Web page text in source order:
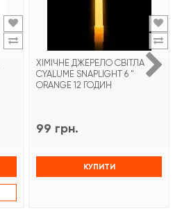
ХІМІЧНЕ ДЖЕРЕЛО СВІТЛА
CYALUME SNAPLIGHT 6 "
ORANGE 12 ГОДИН
99 грн.
КУПИТИ